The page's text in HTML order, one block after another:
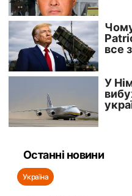
Останні новини
Україна